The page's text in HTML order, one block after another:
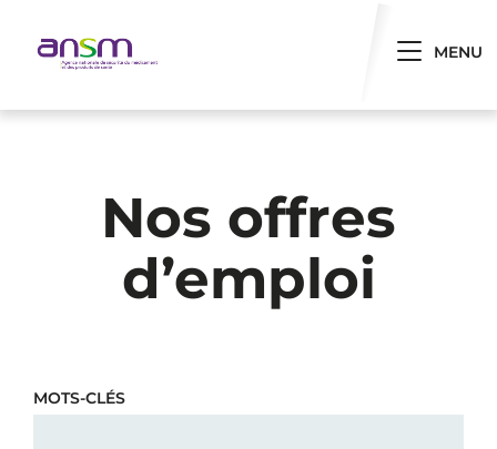
Toggle
MENU
Nos offres
d’emploi
MOTS-CLÉS